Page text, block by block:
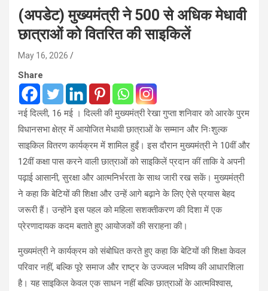
(अपडेट) मुख्यमंत्री ने 500 से अधिक मेधावी
छात्राओं को वितरित की साइकिलें
May 16, 2026
Share
नई दिल्ली, 16 मई । दिल्ली की मुख्यमंत्री रेखा गुप्ता शनिवार को आरके पुरम
विधानसभा क्षेत्र में आयोजित मेधावी छात्राओं के सम्मान और निःशुल्क
साइकिल वितरण कार्यक्रम में शामिल हुईं। इस दौरान मुख्यमंत्री ने 10वीं और
12वीं कक्षा पास करने वाली छात्राओं को साइकिलें प्रदान कीं ताकि वे अपनी
पढ़ाई आसानी, सुरक्षा और आत्मनिर्भरता के साथ जारी रख सकें। मुख्यमंत्री
ने कहा कि बेटियों की शिक्षा और उन्हें आगे बढ़ाने के लिए ऐसे प्रयास बेहद
जरूरी हैं। उन्होंने इस पहल को महिला सशक्तीकरण की दिशा में एक
प्रेरणादायक कदम बताते हुए आयोजकों की सराहना की।
मुख्यमंत्री ने कार्यक्रम को संबोधित करते हुए कहा कि बेटियों की शिक्षा केवल
परिवार नहीं, बल्कि पूरे समाज और राष्ट्र के उज्ज्वल भविष्य की आधारशिला
है। यह साइकिल केवल एक साधन नहीं बल्कि छात्राओं के आत्मविश्वास,